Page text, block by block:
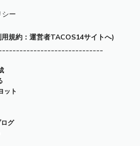
ー
規約：運営者TACOS14サイトへ)
ット
グ